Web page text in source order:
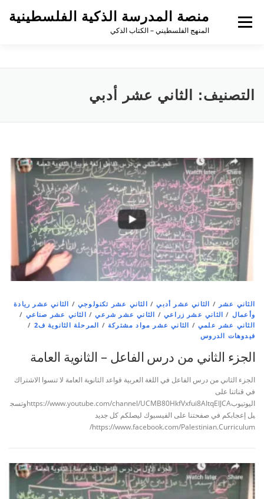
منصة المدرسة الذكية الفلسطينية
المنهج الفلسطيني – الكتاب الذكي
القائمة
التصنيف: الثاني عشر أدبي
الثاني عشر / الثاني عشر أدبي/ الثاني عشر تكنولوجي / الثاني عشر ريادة
وأعمال / الثاني عشر زراعي / الثاني عشر شرعي/ الثاني عشر صناعي /
الثاني عشر علمي / الثاني عشر مواد مشتركة / المرحلة الثانوية ف2
/
فيدوهات الدروس
الجزء الثاني من درس الفاعل – الثانوية العامة
الجزء الثاني من درس الفاعل في اللغة العربية قواعد الثانوية العامة لا تنسوا الاشتراك
في قناتنا على
اليوتيوبhttps://www.youtube.com/channel/UCMB80HkfVxfui8AItqEIJCAوتسج
يل إعجابكم في صفحتنا على الفيسبوك ليصلكم كل جديد
https://www.facebook.com/Palestinian.Curriculum/